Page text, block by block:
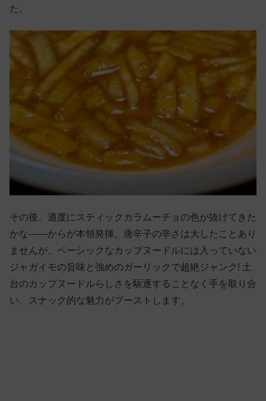
た。
その後、適度にスティックカラムーチョの色が抜けてきた
かな——からが本領発揮。唐辛子の辛さは大したことあり
ませんが、ベーシックなカップヌードルには入っていない
ジャガイモの旨味と強めのガーリックで超絶ジャンク! 土
台のカップヌードルらしさを駆逐することなく手を取り合
い、スナック的な魅力がブーストします。